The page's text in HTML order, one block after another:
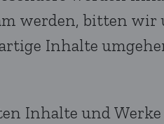
werden, bitten
Inhalte
Inhalte und